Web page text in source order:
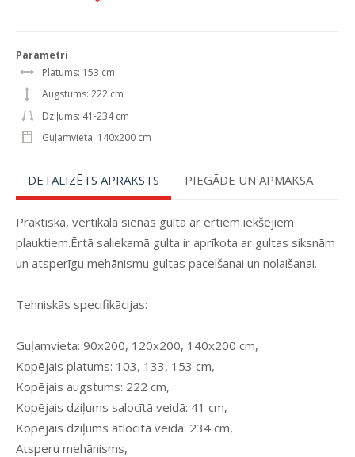
Parametri
Platums: 153 cm
Augstums: 222 cm
Dziļums: 41-234 cm
Guļamvieta: 140x200 cm
DETALIZĒTS APRAKSTS PIEGĀDE UN APMAKSA
Praktiska, vertikāla sienas gulta ar ērtiem iekšējiem
plauktiem.Ērtā saliekamā gulta ir aprīkota ar gultas siksnām
un atsperīgu mehānismu gultas pacelšanai un nolaišanai.
Tehniskās specifikācijas:
Guļamvieta: 90x200, 120x200, 140x200 cm,
Kopējais platums: 103, 133, 153 cm,
Kopējais augstums: 222 cm,
Kopējais dziļums salocītā veidā: 41 cm,
Kopējais dziļums atlocītā veidā: 234 cm,
Atsperu mehānisms,